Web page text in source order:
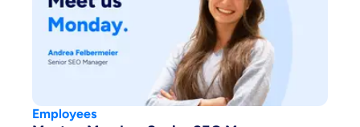
Employees